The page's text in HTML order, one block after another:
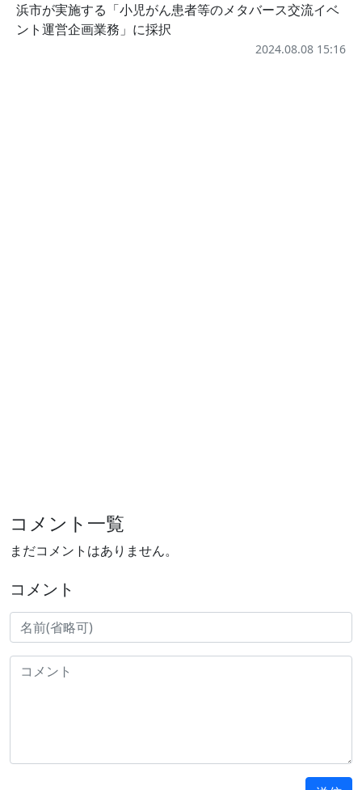
浜市が実施する「小児がん患者等のメタバース交流イベ
ント運営企画業務」に採択
2024.08.08 15:16
コメント一覧
まだコメントはありません。
コメント